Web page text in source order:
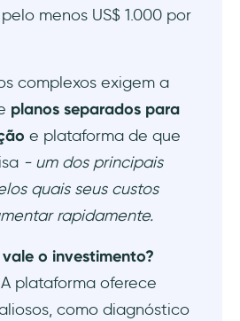
menos US$ 1.000 por
complexos exigem a
planos separados para
e plataforma de que
- um dos principais
quais seus custos
rapidamente.
o investimento?
A plataforma oferece
como diagnóstico